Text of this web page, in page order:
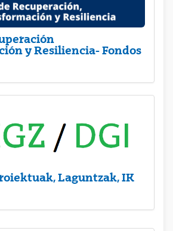
y Resiliencia- Fondos
Laguntzak, IK